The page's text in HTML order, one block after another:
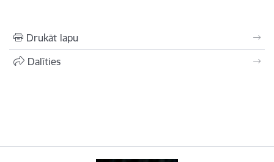
Drukāt lapu
Dalīties